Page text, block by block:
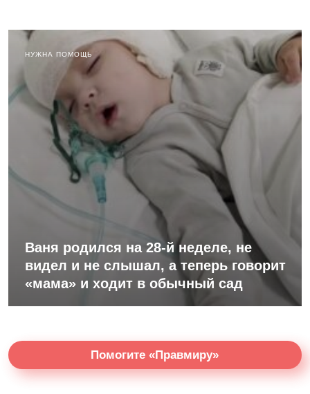
НУЖНА ПОМОЩЬ
Ваня родился на 28-й неделе, не
видел и не слышал, а теперь говорит
«мама» и ходит в обычный сад
Помогите «Правмиру»